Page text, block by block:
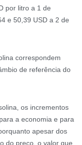
por litro a 1 de
e 50,39 USD a 2 de
correspondem
de referência do
os incrementos
a economia e para
apesar dos
do preço, o valor que